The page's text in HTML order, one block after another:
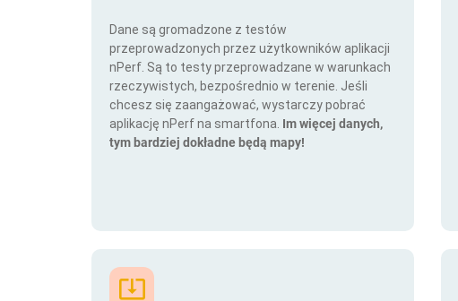
Dane są gromadzone z testów
przeprowadzonych przez użytkowników aplikacji
nPerf. Są to testy przeprowadzane w warunkach
rzeczywistych, bezpośrednio w terenie. Jeśli
chcesz się zaangażować, wystarczy pobrać
aplikację nPerf na smartfona. Im więcej danych,
tym bardziej dokładne będą mapy!